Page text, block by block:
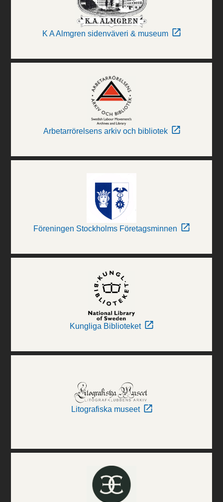
K A Almgren sidenväveri & museum
Arbetarrörelsens arkiv och bibliotek
Föreningen Stockholms Företagsminnen
Kungliga Biblioteket
Litografiska museet